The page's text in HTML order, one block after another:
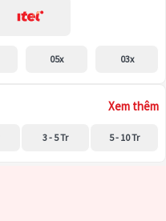
05x 03x
Xem thêm
3 - 5 Tr 5 - 10 Tr